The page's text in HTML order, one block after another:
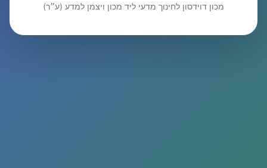
מכון דוידסון לחינוך מדעי ליד מכון ויצמן למדע (ע״ר)